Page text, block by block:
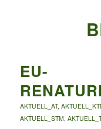
EU-
AKTUELL_AT,
AKTUELL_STM,